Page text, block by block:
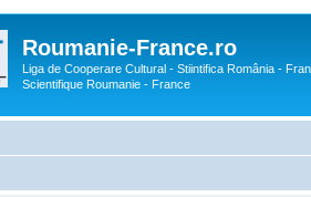
Roumanie-France.ro
Liga de Cooperare Cultural - Stiintifica România -
Scientifique Roumanie - France